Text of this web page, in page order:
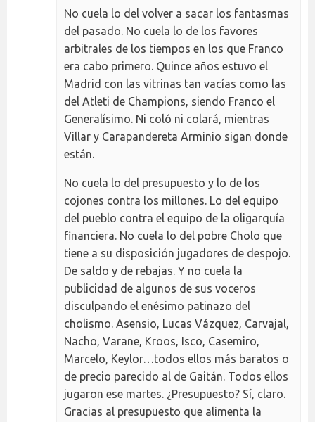
No cuela lo del volver a sacar los fantasmas
del pasado. No cuela lo de los favores
arbitrales de los tiempos en los que Franco
era cabo primero. Quince años estuvo el
Madrid con las vitrinas tan vacías como las
del Atleti de Champions, siendo Franco el
Generalísimo. Ni coló ni colará, mientras
Villar y Carapandereta Arminio sigan donde
están.
No cuela lo del presupuesto y lo de los
cojones contra los millones. Lo del equipo
del pueblo contra el equipo de la oligarquía
financiera. No cuela lo del pobre Cholo que
tiene a su disposición jugadores de despojo.
De saldo y de rebajas. Y no cuela la
publicidad de algunos de sus voceros
disculpando el enésimo patinazo del
cholismo. Asensio, Lucas Vázquez, Carvajal,
Nacho, Varane, Kroos, Isco, Casemiro,
Marcelo, Keylor…todos ellos más baratos o
de precio parecido al de Gaitán. Todos ellos
jugaron ese martes. ¿Presupuesto? Sí, claro.
Gracias al presupuesto que alimenta la